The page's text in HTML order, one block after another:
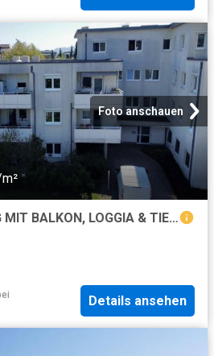
Foto anschauen
3 ZIMMER WOHNUNG MIT BALKON, LOGGIA & TIEFGARAGESTELLPLATZ | SICHERE EINNAHMEN BIS 2027
Details ansehen